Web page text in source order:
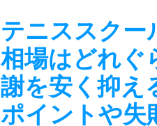
テニススクー
相場はどれぐ
謝を安く抑え
ポイントや失